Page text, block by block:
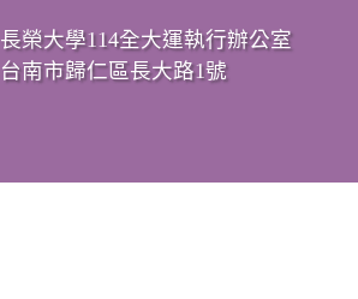
長榮大學114全大運執行辦公室
台南市歸仁區長大路1號